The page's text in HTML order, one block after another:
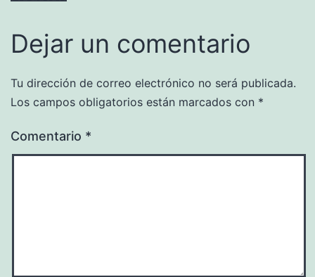
Dejar un comentario
Tu dirección de correo electrónico no será publicada.
Los campos obligatorios están marcados con *
Comentario *